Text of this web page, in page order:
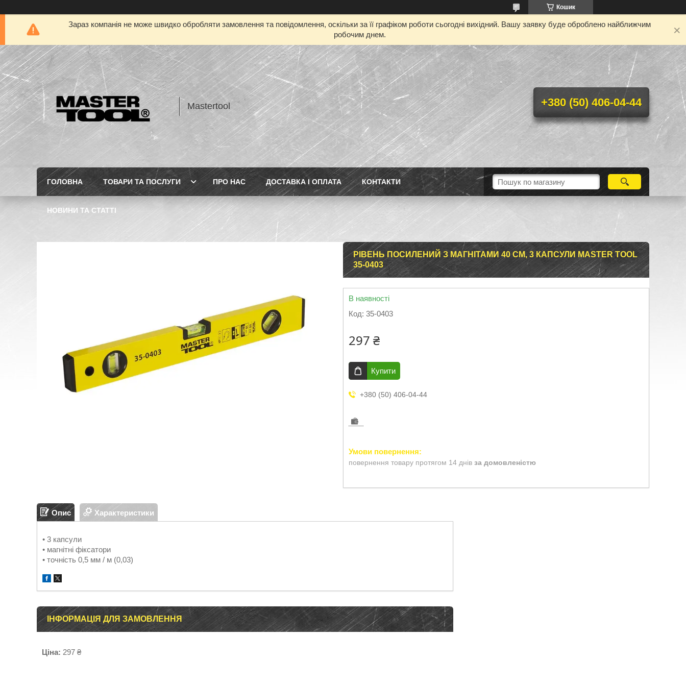
Кошик
Зараз компанія не може швидко обробляти замовлення та повідомлення, оскільки за її графіком роботи сьогодні вихідний. Вашу заявку буде оброблено найближчим
робочим днем.
Mastertool +380 (50) 406-04-44
ГОЛОВНА ТОВАРИ ТА ПОСЛУГИ ПРО НАС ДОСТАВКА І ОПЛАТА КОНТАКТИ
НОВИНИ ТА СТАТТІ
РІВЕНЬ ПОСИЛЕНИЙ З МАГНІТАМИ 40 СМ, 3 КАПСУЛИ MASTER TOOL
35-0403
В наявності
Код: 35-0403
297 ₴
Купити
+380 (50) 406-04-44
повернення товару протягом 14 днів за домовленістю
Опис Характеристики
• 3 капсули
• магнітні фіксатори
• точність 0,5 мм / м (0,03)
ІНФОРМАЦІЯ ДЛЯ ЗАМОВЛЕННЯ
Ціна: 297 ₴